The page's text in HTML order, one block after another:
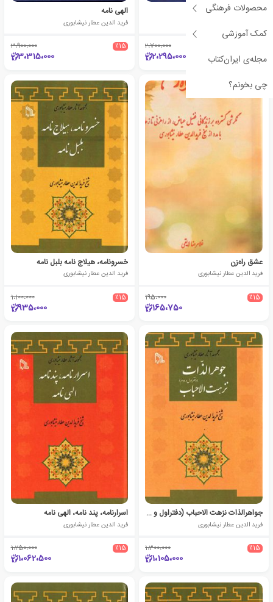
محصولات فرهنگی
کمک آموزشی
مجله‌ی ایران‌کتاب
چی بخونم؟
اسرار نامه
2،700،000
2،295،000
الهی نامه
فرید الدین عطار نیشابوری
٪15 3،900،000
3،315،000
عشق راه‌زن
فرید الدین عطار نیشابوری
٪15 195،000
165،750
خسرونامه، هیلاج نامه بلبل نامه
فرید الدین عطار نیشابوری
٪15 1،100،000
935،000
جواهرالذات نزهت الاحباب (دفتراول و دوم)
فرید الدین عطار نیشابوری
٪15 1،300،000
1،105،000
اسرارنامه، پند نامه، الهی نامه
فرید الدین عطار نیشابوری
٪15 1،250،000
1،062،500